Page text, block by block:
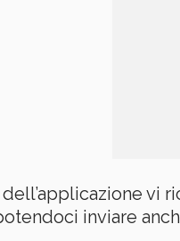
vi
inviare